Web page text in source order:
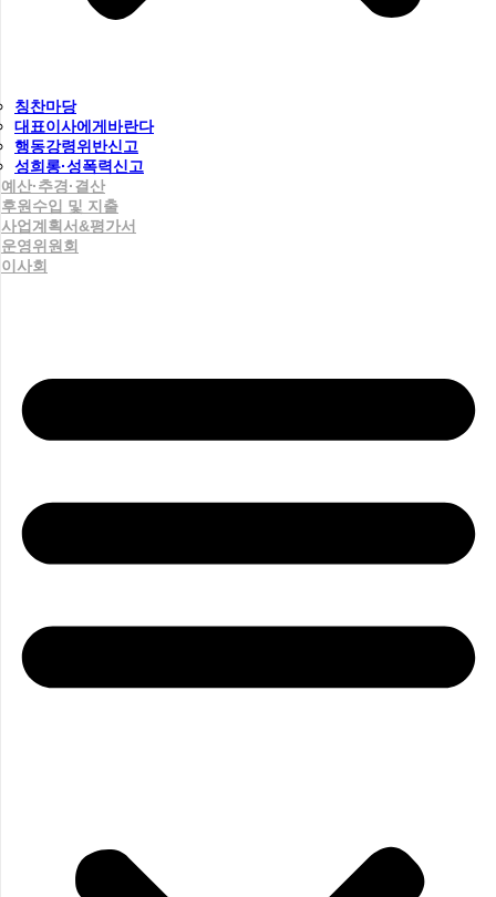
칭찬마당
대표이사에게바란다
행동강령위반신고
성희롱·성폭력신고
예산·추경·결산
후원수입 및 지출
사업계획서&평가서
운영위원회
이사회